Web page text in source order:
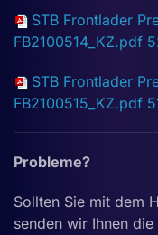
STB Frontlader
FB2100514_KZ.pdf
STB Frontlader
FB2100515_KZ.pdf
Probleme?
Sollten Sie mit dem
senden wir Ihnen